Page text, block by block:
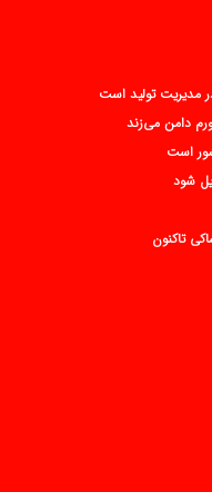
مدیریت تولید است
دامن می‌زند
شود